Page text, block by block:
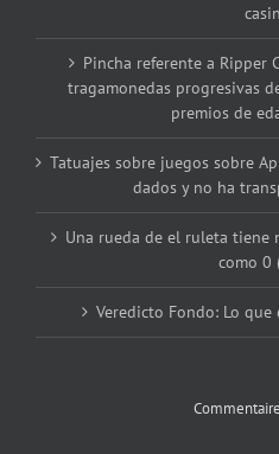
Pincha referente a Ripper
tragamonedas progresivas
premios de
Tatuajes sobre juegos sobre
dados y no ha
Una rueda de el ruleta tiene
como 0
Veredicto Fondo: Lo